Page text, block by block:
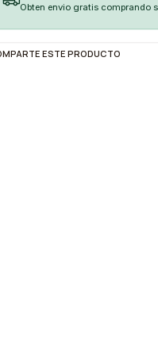
Obten envio gratis comprando
ESTE PRODUCTO